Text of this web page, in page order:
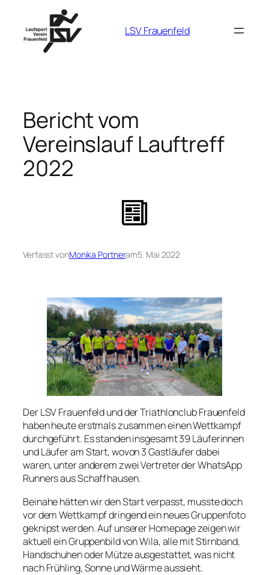
springen
LSV Frauenfeld
Bericht vom
Vereinslauf Lauftreff
2022
Verfasst vonMonika Portneram5. Mai 2022
Der LSV Frauenfeld und der Triathlonclub Frauenfeld
haben heute erstmals zusammen einen Wettkampf
durchgeführt. Es standen insgesamt 39 Läuferinnen
und Läufer am Start, wovon 3 Gastläufer dabei
waren, unter anderem zwei Vertreter der WhatsApp
Runners aus Schaffhausen.
Beinahe hätten wir den Start verpasst, musste doch
vor dem Wettkampf dringend ein neues Gruppenfoto
geknipst werden. Auf unserer Homepage zeigen wir
aktuell ein Gruppenbild von Wila, alle mit Stirnband,
Handschuhen oder Mütze ausgestattet, was nicht
nach Frühling, Sonne und Wärme aussieht.